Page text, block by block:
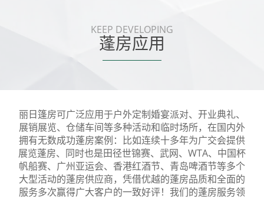
KEEP DEVELOPING
蓬房应用
丽日篷房可广泛应用于户外定制婚宴派对、开业典礼、
展销展览、仓储车间等多种活动和临时场所，在国内外
拥有无数成功蓬房案例：比如连续十多年为广交会提供
展览蓬房、同时也是田径世锦赛、武网、WTA、中国杯
帆船赛、广州亚运会、香港红酒节、青岛啤酒节等多个
大型活动的蓬房供应商，凭借优越的蓬房品质和全面的
服务多次赢得广大客户的一致好评！我们的蓬房服务领